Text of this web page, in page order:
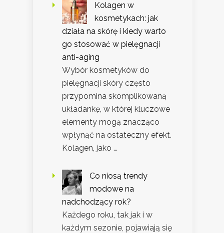
Kolagen w
kosmetykach: jak
działa na skórę i kiedy warto
go stosować w pielęgnacji
anti-aging
Wybór kosmetyków do
pielęgnacji skóry często
przypomina skomplikowaną
układankę, w której kluczowe
elementy mogą znacząco
wpłynąć na ostateczny efekt.
Kolagen, jako …
Co niosą trendy
modowe na
nadchodzący rok?
Każdego roku, tak jak i w
każdym sezonie, pojawiają się